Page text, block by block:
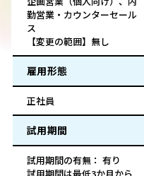
勤営業・カウンターセール
ス
【変更の範囲】無し
雇用形態
正社員
試用期間
試用期間の有無： 有り